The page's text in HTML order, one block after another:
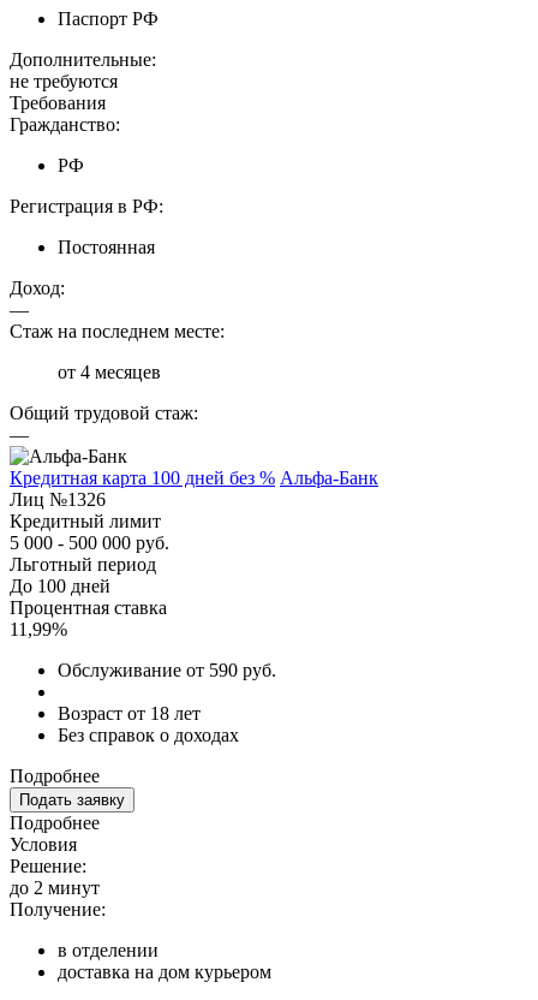
Паспорт РФ
Дополнительные:
не требуются
Требования
Гражданство:
РФ
Регистрация в РФ:
Постоянная
Доход:
—
Стаж на последнем месте:
от 4 месяцев
Общий трудовой стаж:
—
Кредитная карта 100 дней без % Альфа-Банк
Лиц №1326
Кредитный лимит
5 000 - 500 000 руб.
Льготный период
До 100 дней
Процентная ставка
11,99%
Обслуживание от 590 руб.
Возраст от 18 лет
Без справок о доходах
Подробнее
Подать заявку
Подробнее
Условия
Решение:
до 2 минут
Получение:
в отделении
доставка на дом курьером